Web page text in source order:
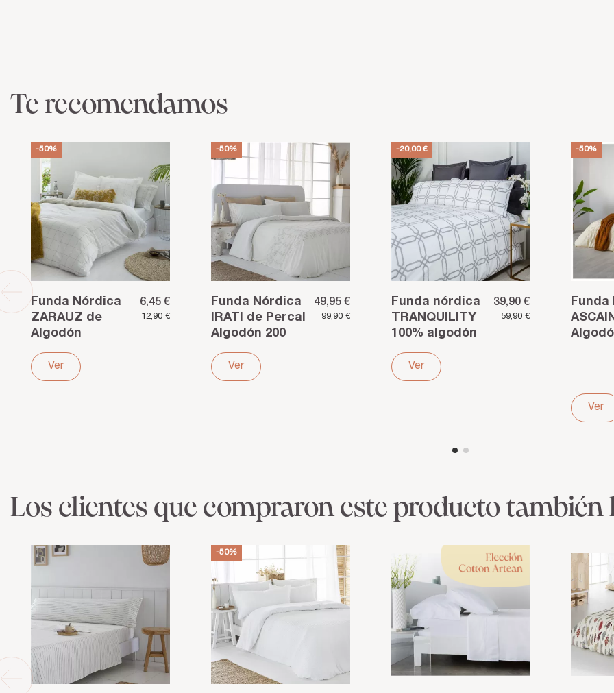
Te recomendamos
-50%
Funda Nórdica
ZARAUZ de
Algodón
Orgánico 144
Hilos – Pureza
blanca y confort
6,45 €
12,90 €
Ver
-50%
Funda Nórdica
IRATI de Percal
Algodón 200
Hilos –
Bordados
delicados y
49,95 €
99,90 €
Ver
-20,00 €
Funda nórdica
TRANQUILITY
100% algodón
200 hilos gris
39,90 €
59,90 €
Ver
-50%
Funda
Ver
Los clientes que compraron este producto también
-50%